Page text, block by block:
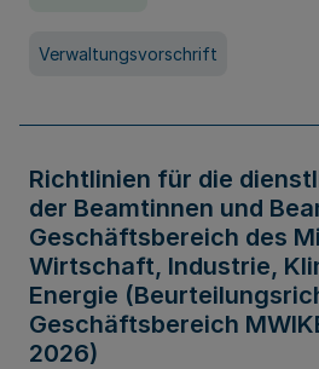
Verwaltungsvorschrift
Richtlinien für die
der Beamtinnen und
Geschäftsbereich des
Wirtschaft, Industrie,
Energie
Geschäftsbereich
2026)